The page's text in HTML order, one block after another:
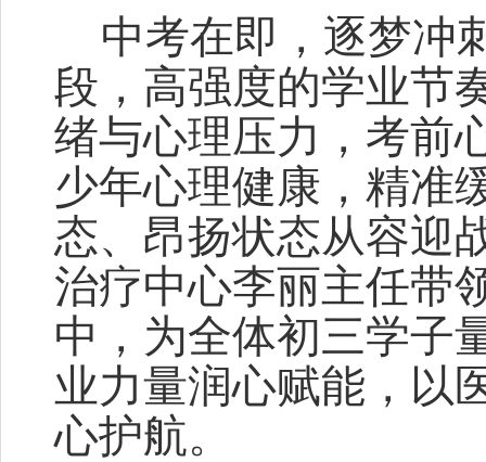
中考在即，逐梦冲
段，高强度的学业节
绪与心理压力，考前
少年心理健康，精准
态、昂扬状态从容迎
治疗中心李丽主任带
中，为全体初三学子
业力量润心赋能，以
心护航。